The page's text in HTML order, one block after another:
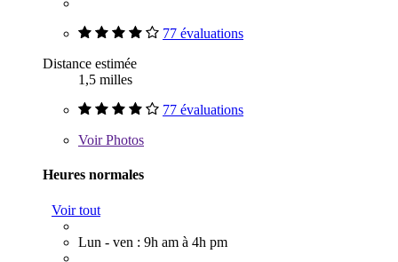
77 évaluations
Distance estimée
1,5 milles
77 évaluations
VoirPhotos
Heures normales
Voir tout
Lun - ven : 9h am à 4h pm